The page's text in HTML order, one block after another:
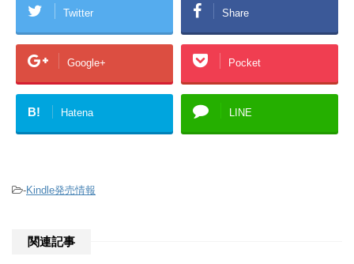
Twitter Share
Google+ Pocket
B! Hatena LINE
-Kindle発売情報
関連記事